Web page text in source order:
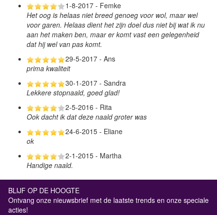
1-8-2017 - Femke
Het oog is helaas niet breed genoeg voor wol, maar wel
voor garen. Helaas dient het zijn doel dus niet bij wat ik nu
aan het maken ben, maar er komt vast een gelegenheid
dat hij wel van pas komt.
29-5-2017 - Ans
prima kwaliteit
30-1-2017 - Sandra
Lekkere stopnaald, goed glad!
2-5-2016 - Rita
Ook dacht ik dat deze naald groter was
24-6-2015 - Eliane
ok
2-1-2015 - Martha
Handige naald.
BLIJF OP DE HOOGTE
Ontvang onze nieuwsbrief met de laatste trends en onze speciale
acties!